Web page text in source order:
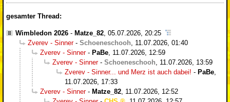
gesamter Thread:
Wimbledon 2026 - Matze_82, 05.07.2026, 20:25
Zverev - Sinner- Schoeneschooh, 11.07.2026, 01:40
Zverev - Sinner- PaBe, 11.07.2026, 12:59
Zverev - Sinner- Schoeneschooh, 11.07.2026, 13:59
Zverev - Sinner... und Merz ist auch dabei! - PaBe,
11.07.2026, 17:33
Zverev - Sinner- Matze_82, 11.07.2026, 12:52